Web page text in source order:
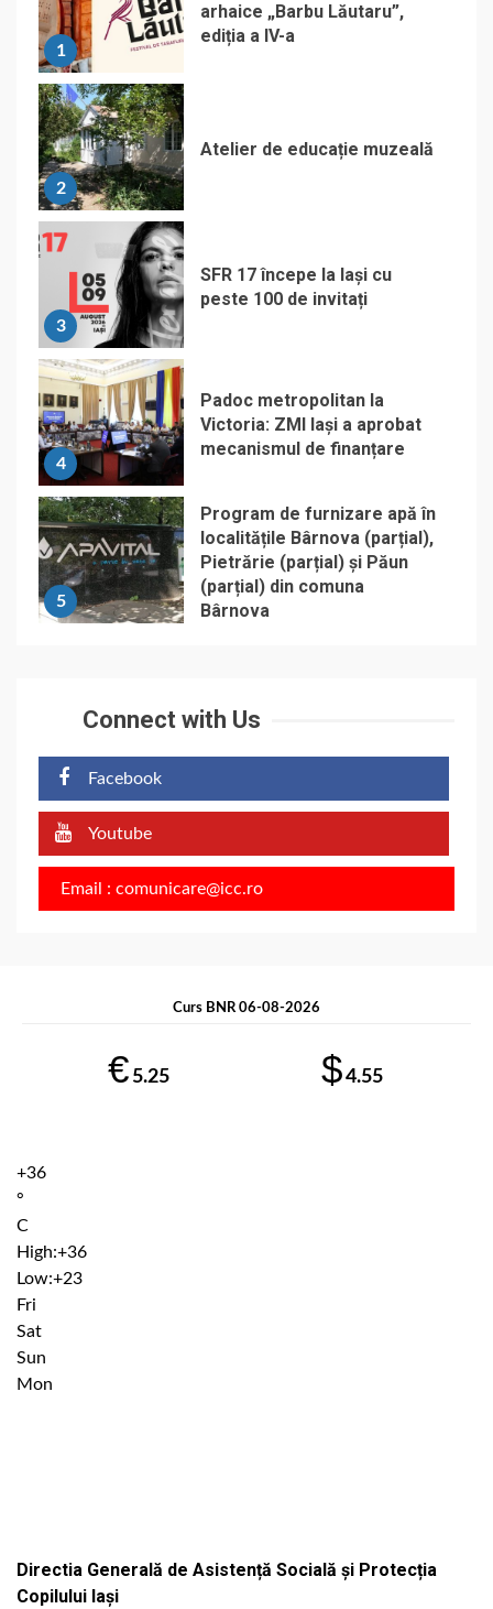
1
arhaice „Barbu Lăutaru”,
ediția a IV-a
2
Atelier de educație muzeală
3
SFR 17 începe la Iași cu
peste 100 de invitați
4
Padoc metropolitan la
Victoria: ZMI Iași a aprobat
mecanismul de finanțare
5
Program de furnizare apă în
localitățile Bârnova (parțial),
Pietrărie (parțial) și Păun
(parțial) din comuna
Bârnova
Connect with Us
Facebook
Youtube
Email : comunicare@icc.ro
Curs BNR 06-08-2026
€ 5.25 $4.55
+36
°
C
High:+36
Low:+23
Fri
Sat
Sun
Mon
Directia Generală de Asistență Socială și Protecția
Copilului Iași